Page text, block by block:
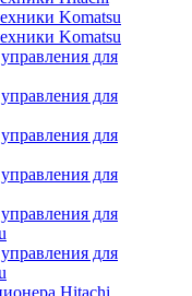
Komatsu
Komatsu
для
для
для
для
для
для
Hitachi